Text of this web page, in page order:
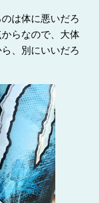
は体に悪いだろ
らなので、大体
、別にいいだろ